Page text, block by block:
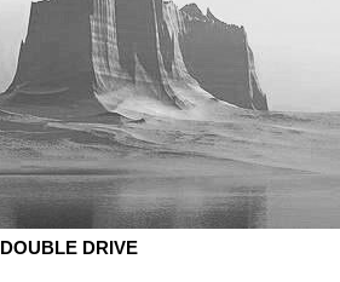
DOUBLE DRIVE